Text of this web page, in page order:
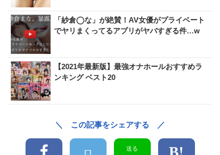
「紗倉◯な」が絶賛！AV女優がプライベート
でヤリまくってるアプリがヤバすぎる件…w
【2021年最新版】最強オナホールおすすめラ
ンキング ベスト20
＼ この記事をシェアする ／
送る